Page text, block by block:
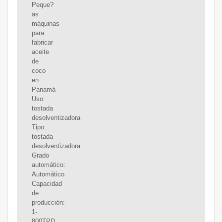
Peque?
as
máquinas
para
fabricar
aceite
de
coco
en
Panamá
Uso:
tostada
desolventizadora
Tipo:
tostada
desolventizadora
Grado
automático:
Automático
Capacidad
de
producción:
1-